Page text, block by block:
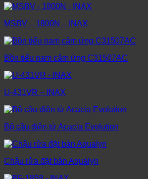
MSBV – 1800N – INAX
Bồn tiểu nam cảm ứng C31507AC
U-431VR – INAX
Bộ cầu điện tử Acacia Evolution
Chậu rửa đặt bàn Aqualyn